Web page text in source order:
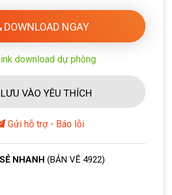
DOWNLOAD NGAY
download dự phòng
LƯU VÀO YÊU THÍCH
Gửi hỗ trợ - Báo lỗi
NHANH (BẢN VẼ 4922)